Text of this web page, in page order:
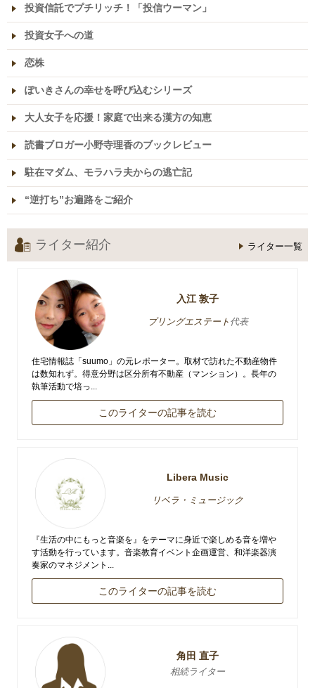
投資信託でプチリッチ！「投信ウーマン」
投資女子への道
恋株
ぽいきさんの幸せを呼び込むシリーズ
大人女子を応援！家庭で出来る漢方の知恵
読書ブロガー小野寺理香のブックレビュー
駐在マダム、モラハラ夫からの逃亡記
“逆打ち”お遍路をご紹介
ライター紹介 ライター一覧
入江 敦子
ブリングエステート 代表
住宅情報誌「suumo」の元レポーター。取材で訪れた不動産物件
は数知れず。得意分野は区分所有不動産（マンション）。長年の
執筆活動で培っ...
このライターの記事を読む
Libera Music
リベラ・ミュージック
『生活の中にもっと音楽を』をテーマに身近で楽しめる音を増や
す活動を行っています。音楽教育イベント企画運営、和洋楽器演
奏家のマネジメント...
このライターの記事を読む
角田 直子
相続ライター